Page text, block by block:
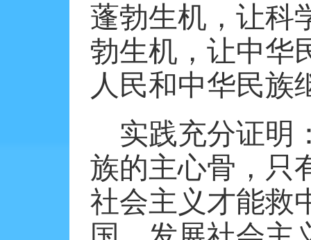
蓬勃生机，让科
勃生机，让中华
人民和中华民族
实践充分证明
族的主心骨，只
社会主义才能救